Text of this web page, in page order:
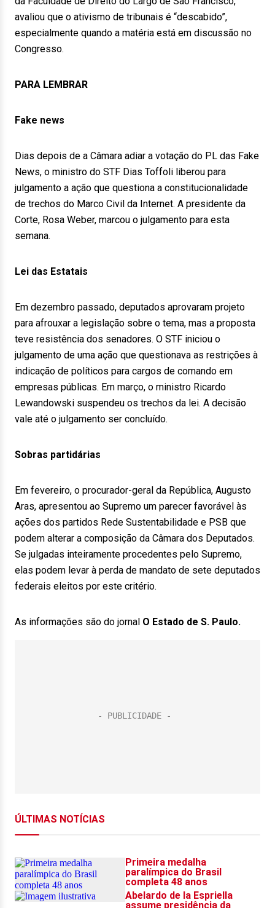
avaliou que o ativismo de tribunais é “descabido”,
especialmente quando a matéria está em discussão no
Congresso.
PARA LEMBRAR
Fake news
Dias depois de a Câmara adiar a votação do PL das Fake
News, o ministro do STF Dias Toffoli liberou para
julgamento a ação que questiona a constitucionalidade
de trechos do Marco Civil da Internet. A presidente da
Corte, Rosa Weber, marcou o julgamento para esta
semana.
Lei das Estatais
Em dezembro passado, deputados aprovaram projeto
para afrouxar a legislação sobre o tema, mas a proposta
teve resistência dos senadores. O STF iniciou o
julgamento de uma ação que questionava as restrições à
indicação de políticos para cargos de comando em
empresas públicas. Em março, o ministro Ricardo
Lewandowski suspendeu os trechos da lei. A decisão
vale até o julgamento ser concluído.
Sobras partidárias
Em fevereiro, o procurador-geral da República, Augusto
Aras, apresentou ao Supremo um parecer favorável às
ações dos partidos Rede Sustentabilidade e PSB que
podem alterar a composição da Câmara dos Deputados.
Se julgadas inteiramente procedentes pelo Supremo,
elas podem levar à perda de mandato de sete deputados
federais eleitos por este critério.
As informações são do jornal O Estado de S. Paulo.